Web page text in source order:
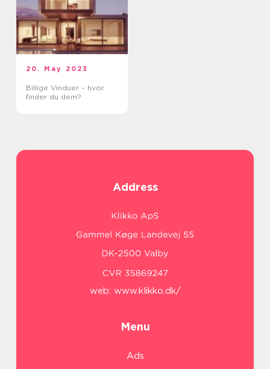
20. May 2023
Billige Vinduer – hvor
finder du dem?
Address
web: www.klikko.dk/
Menu
Ads